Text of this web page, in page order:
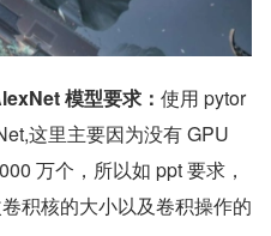
模型要求： 使用 pytor
这里主要因为没有 GPU
万个，所以如 ppt 要求，
积核的大小以及卷积操作的